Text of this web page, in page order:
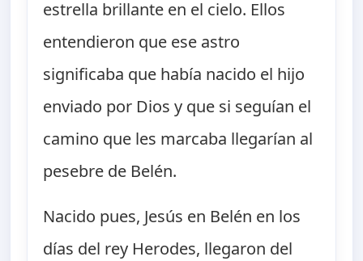
estrella brillante en el cielo. Ellos
entendieron que ese astro
significaba que había nacido el hijo
enviado por Dios y que si seguían el
camino que les marcaba llegarían al
pesebre de Belén.
Nacido pues, Jesús en Belén en los
días del rey Herodes, llegaron del